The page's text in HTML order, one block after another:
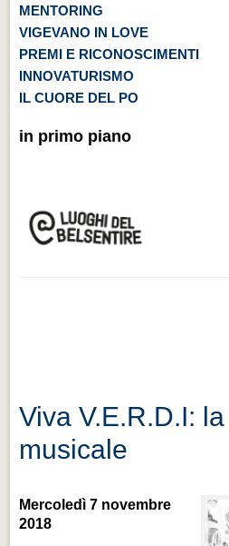
MENTORING
VIGEVANO IN LOVE
PREMI E RICONOSCIMENTI
INNOVATURISMO
IL CUORE DEL PO
in primo piano
Viva V.E.R.D.I:
musicale
Mercoledì 7 novembre
2018